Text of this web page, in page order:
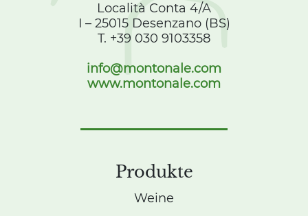
Località Conta 4/A
I – 25015 Desenzano (BS)
T. +39 030 9103358
info@montonale.com
www.montonale.com
Produkte
Weine